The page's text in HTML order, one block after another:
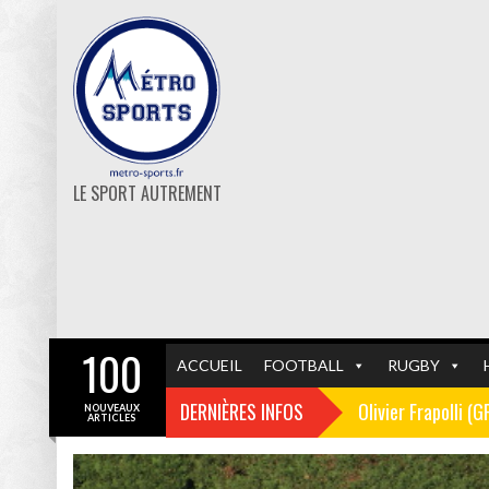
LE SPORT AUTREMENT
ACCUEIL FOOTBALL RUGBY
DERNIÈRES INFOS Olivier Frapolli
Christophe
100
NOUVEAUX
ARTICLES
GF38 FOOTBALL